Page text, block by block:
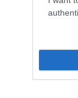
B&b Abusivo
Mastrapasqua
le tue
al